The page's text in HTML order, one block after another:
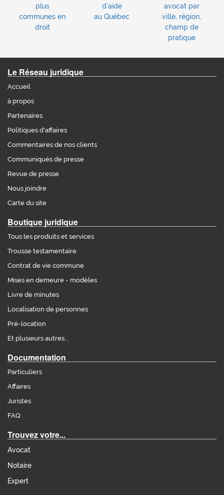
plus
communes en
droit
d'aide
au Québec
avocat par
ville, région,
champ de
pratique
Le Réseau juridique
Accueil
à propos
Partenaires
Politiques d'affaires
Commentaires de nos clients
Communiqués de presse
Revue de presse
Nous joindre
Carte du site
Boutique juridique
Tous les produits et services
Trousse testamentaire
Contrat de vie commune
Mises en demeure - modèles
Livre de minutes
Localisation de personnes
Pré-location
Et plusieurs autres...
Documentation
Particuliers
Affaires
Juristes
FAQ
Trouvez votre...
Avocat
Notaire
Expert